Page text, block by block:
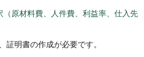
原材料費、人件費、利益率、仕入先
証明書の作成が必要です。